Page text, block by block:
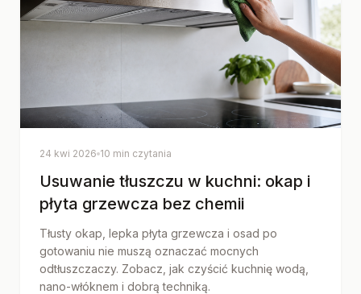
24 kwi 2026 10 min czytania
Usuwanie tłuszczu w kuchni: okap i
płyta grzewcza bez chemii
Tłusty okap, lepka płyta grzewcza i osad po
gotowaniu nie muszą oznaczać mocnych
odtłuszczaczy. Zobacz, jak czyścić kuchnię wodą,
nano-włóknem i dobrą techniką.